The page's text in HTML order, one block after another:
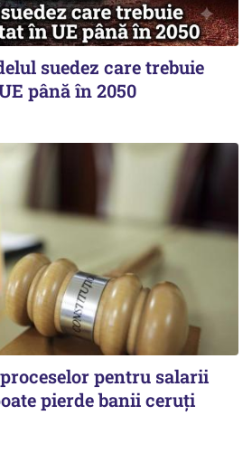
suedez care trebuie
până în 2050
pentru salarii
pierde banii ceruți